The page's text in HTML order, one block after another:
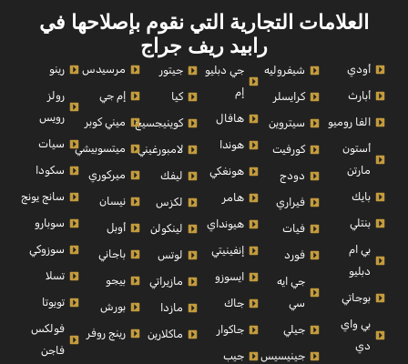
العلامات التجارية التي نقوم بإصلاحها في
رابيد ريف جراج
أودي
أبارث
الفا روميو
أستون
مارتن
بايك
بنتلي
بي ام
دبليو
بوجاتي
بي واي
دي
شيفروليه
كرايسلر
سيتروين
كورفيت
دودج
فيراري
فيات
فورد
جي ايه
سي
جيلي
جينيسيس
جي دبليو
إم
هافال
هوندا
هونغكي
هامر
هيونداي
إنفينيتي
ايسوزو
جاك
جاكوار
جيب
جيتور
كيا
كوينيجسيج
لامبورغيني
ليفك
لكزس
لينكولن
لوتس
مازيراتي
مازدا
ماكلارين
مرسيدس
إم جي
ميني كوبر
ميتسوبيشي
ميركوري
نيسان
أوبل
باجاني
بيجو
بورش
رينج روفر
رينو
رولز
رويس
سيات
سكودا
سانج يونج
سوبارو
سوزوكي
تسلا
تويوتا
فولكس
فاجن